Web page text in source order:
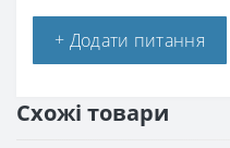
+ Додати питання
Схожі товари